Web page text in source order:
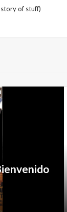
story of stuff)